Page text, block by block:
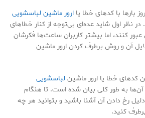
بارها با کدهای خطا یا ارور ماشین لباسشویی
نظر اول شاید عده‌ای بی‌توجه از کنار خطاهای
کنند، اما بیشتر کاربران ساعت‌ها فکرشان
آن و روش برطرف کردن ارور ماشین
کدهای خطا یا ارور ماشینلباسشویی
به طور کلی بیان شده است. تا هنگام
رخ دادن آن آشنا باشید و بتوانید هر چه
کنید.